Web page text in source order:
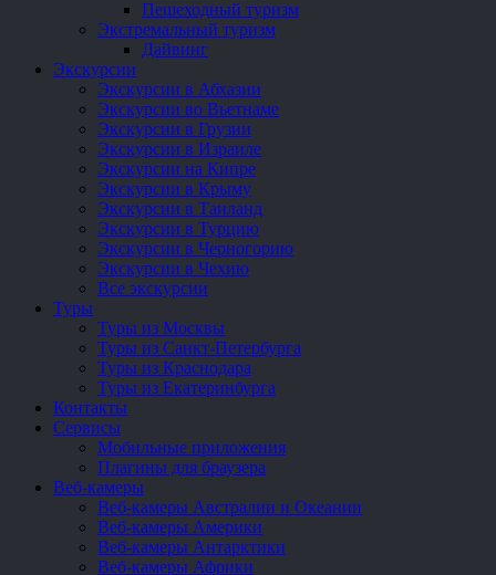
Пешеходный туризм
Экстремальный туризм
Дайвинг
Экскурсии
Экскурсии в Абхазии
Экскурсии во Вьетнаме
Экскурсии в Грузии
Экскурсии в Израиле
Экскурсии на Кипре
Экскурсии в Крыму
Экскурсии в Таиланд
Экскурсии в Турцию
Экскурсии в Черногорию
Экскурсии в Чехию
Все экскурсии
Туры
Туры из Москвы
Туры из Санкт-Петербурга
Туры из Краснодара
Туры из Екатеринбурга
Контакты
Сервисы
Мобильные приложения
Плагины для браузера
Веб-камеры
Веб-камеры Австралии и Океании
Веб-камеры Америки
Веб-камеры Антарктики
Веб-камеры Африки